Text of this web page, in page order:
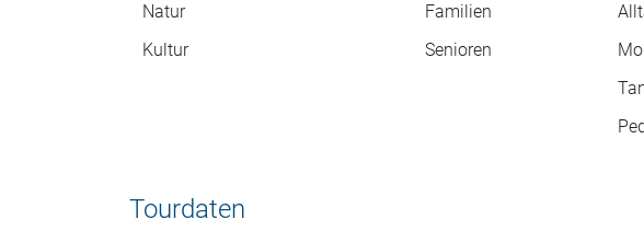
Natur
Kultur
Familien
Senioren
Tourdaten